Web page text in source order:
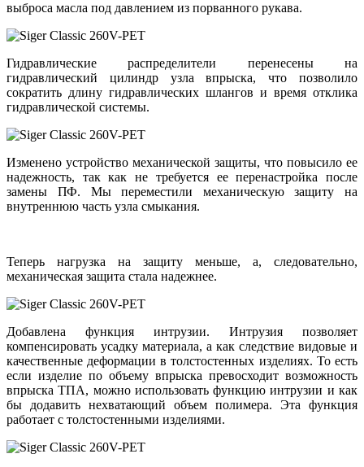
выброса масла под давлением из порванного рукава.
Гидравлические распределители перенесены на
гидравлический цилиндр узла впрыска, что позволило
сократить длину гидравлических шлангов и время отклика
гидравлической системы.
Изменено устройство механической защиты, что повысило ее
надежность, так как не требуется ее перенастройка после
замены ПФ. Мы переместили механическую защиту на
внутреннюю часть узла смыкания.
Теперь нагрузка на защиту меньше, а, следовательно,
механическая защита стала надежнее.
Добавлена функция интрузии. Интрузия позволяет
компенсировать усадку материала, а как следствие видовые и
качественные деформации в толстостенных изделиях. То есть
если изделие по объему впрыска превосходит возможность
впрыска ТПА, можно использовать функцию интрузии и как
бы додавить нехватающий объем полимера. Эта функция
работает с толстостенными изделиями.